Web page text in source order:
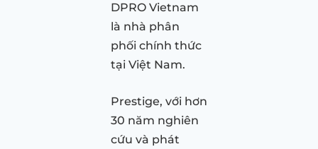
DPRO Vietnam
là nhà phân
phối chính thức
tại Việt Nam.
Prestige, với hơn
30 năm nghiên
cứu và phát